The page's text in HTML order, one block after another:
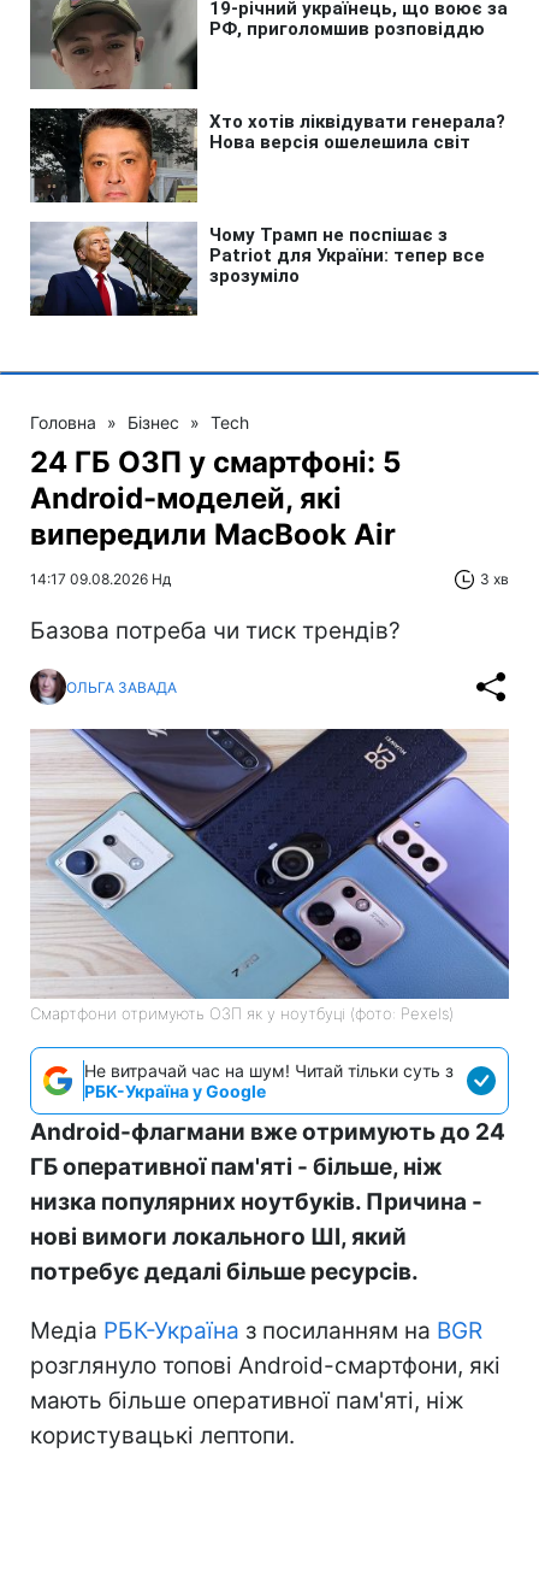
Головна » Бізнес » Tech
24 ГБ ОЗП у смартфоні: 5
Android-моделей, які
випередили MacBook Air
14:17 09.08.2026 Нд 3 хв
Базова потреба чи тиск трендів?
ОЛЬГА ЗАВАДА
Смартфони отримують ОЗП як у ноутбуці (фото: Pexels)
Не витрачай час на шум! Читай тільки суть з
РБК-Україна у Google
Android-флагмани вже отримують до 24
ГБ оперативної пам'яті - більше, ніж
низка популярних ноутбуків. Причина -
нові вимоги локального ШІ, який
потребує дедалі більше ресурсів.
Медіа РБК-Україна з посиланням на BGR
розглянуло топові Android-смартфони, які
мають більше оперативної пам'яті, ніж
користувацькі лептопи.